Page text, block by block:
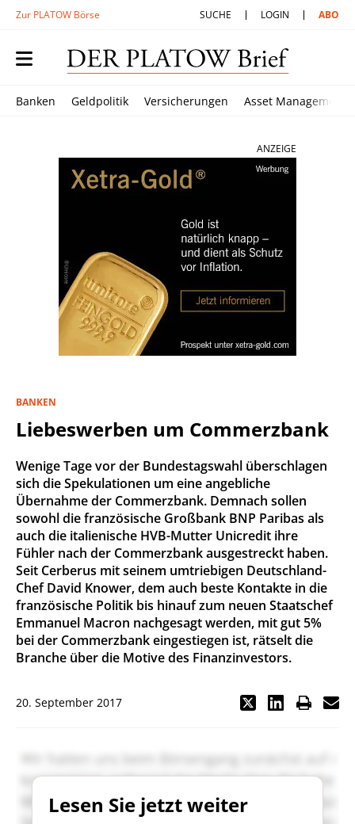
Zur PLATOW Börse SUCHE LOGIN ABO
Banken Geldpolitik Versicherungen Asset Management
ANZEIGE
BANKEN
Liebeswerben um Commerzbank
Wenige Tage vor der Bundestagswahl überschlagen
sich die Spekulationen um eine angebliche
Übernahme der Commerzbank. Demnach sollen
sowohl die französische Großbank BNP Paribas als
auch die italienische HVB-Mutter Unicredit ihre
Fühler nach der Commerzbank ausgestreckt haben.
Seit Cerberus mit seinem umtriebigen Deutschland-
Chef David Knower, dem auch beste Kontakte in die
französische Politik bis hinauf zum neuen Staatschef
Emmanuel Macron nachgesagt werden, mit gut 5%
bei der Commerzbank eingestiegen ist, rätselt die
Branche über die Motive des Finanzinvestors.
20. September 2017
Lesen Sie jetzt weiter